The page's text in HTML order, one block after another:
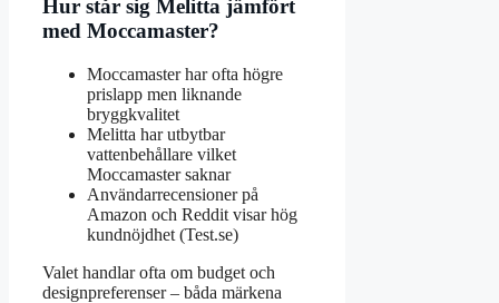
Hur står sig Melitta jämfört
med Moccamaster?
Moccamaster har ofta högre
prislapp men liknande
bryggkvalitet
Melitta har utbytbar
vattenbehållare vilket
Moccamaster saknar
Användarrecensioner på
Amazon och Reddit visar hög
kundnöjdhet (Test.se)
Valet handlar ofta om budget och
designpreferenser – båda märkena